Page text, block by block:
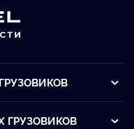
ГРУЗОВИКОВ